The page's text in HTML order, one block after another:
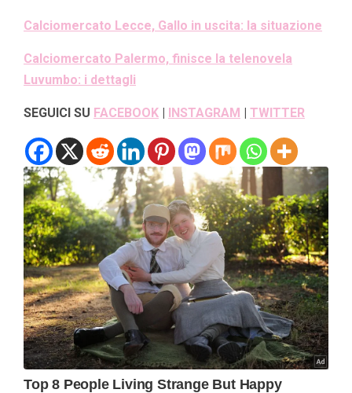
Calciomercato Lecce, Gallo in uscita: la situazione
Calciomercato Palermo, finisce la telenovela
Luvumbo: i dettagli
SEGUICI SU FACEBOOK | INSTAGRAM | TWITTER